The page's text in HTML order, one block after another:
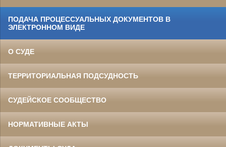
ПОДАЧА ПРОЦЕССУАЛЬНЫХ ДОКУМЕНТОВ В
ЭЛЕКТРОННОМ ВИДЕ
О СУДЕ
ТЕРРИТОРИАЛЬНАЯ ПОДСУДНОСТЬ
СУДЕЙСКОЕ СООБЩЕСТВО
НОРМАТИВНЫЕ АКТЫ